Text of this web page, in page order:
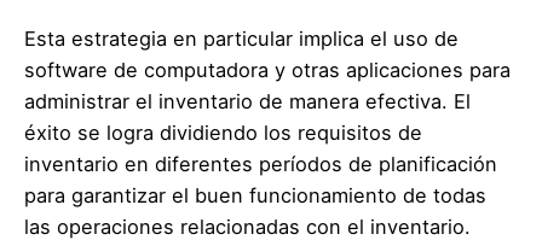
Esta estrategia en particular implica el uso de
software de computadora y otras aplicaciones para
administrar el inventario de manera efectiva. El
éxito se logra dividiendo los requisitos de
inventario en diferentes períodos de planificación
para garantizar el buen funcionamiento de todas
las operaciones relacionadas con el inventario.